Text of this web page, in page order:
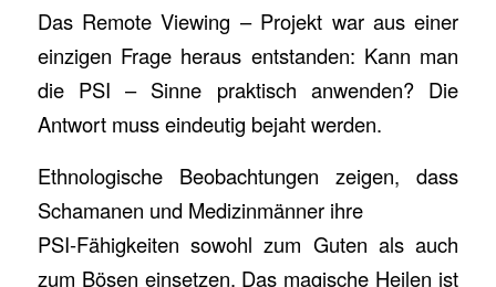
Das Remote Viewing – Projekt war aus einer
einzigen Frage heraus entstanden: Kann man
die PSI – Sinne praktisch anwenden? Die
Antwort muss eindeutig bejaht werden.
Ethnologische Beobachtungen zeigen, dass
Schamanen und Medizinmänner ihre
PSI-Fähigkeiten sowohl zum Guten als auch
zum Bösen einsetzen. Das magische Heilen ist